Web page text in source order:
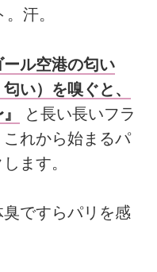
汗。
ル空港の匂い
い）を嗅ぐと、
と長い長いフラ
れから始まるパ
ます。
ですらパリを感